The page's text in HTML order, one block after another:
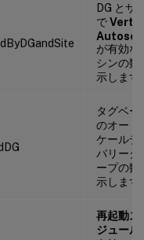
DG とサ
で
が有効な
シンの数
示します
タグベー
のオート
ケールデ
バリーグ
ープの数
示します
再起動ス
ジュール